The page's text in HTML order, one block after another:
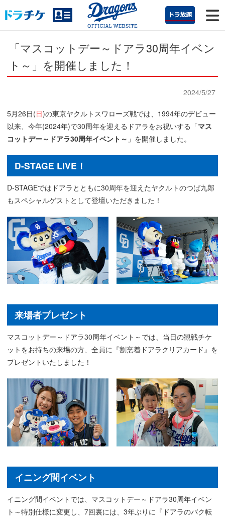
「マスコットデー～ドアラ30周年イベン
ト～」を開催しました！
2024/5/27
5月26日(日)の東京ヤクルトスワローズ戦では、1994年のデビュー
以来、今年(2024年)で30周年を迎えるドアラをお祝いする「マス
コットデー～ドアラ30周年イベント～ 」を開催しました。
D-STAGE LIVE！
D-STAGEではドアラとともに30周年を迎えたヤクルトのつば九郎
もスペシャルゲストとして登壇いただきました！
来場者プレゼント
マスコットデー～ドアラ30周年イベント～では、当日の観戦チケ
ットをお持ちの来場の方、全員に『割烹着ドアラクリアカード』を
プレゼントいたしました！
イニング間イベント
イニング間イベントでは、マスコットデー～ドアラ30周年イベン
ト～特別仕様に変更し、7回裏には、3年ぶりに『ドアラのバク転